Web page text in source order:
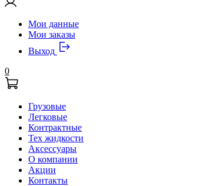
Мои данные
Мои заказы
Выход
0
Грузовые
Легковые
Контрактные
Тех жидкости
Аксессуары
О компании
Акции
Контакты